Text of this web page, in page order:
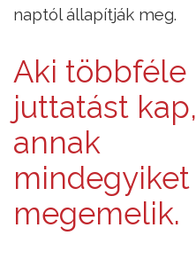
naptól állapítják meg.
Aki többféle
juttatást kap,
annak
mindegyiket
megemelik.